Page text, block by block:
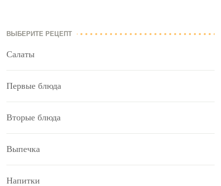
ВЫБЕРИТЕ РЕЦЕПТ
Салаты
Первые блюда
Вторые блюда
Выпечка
Напитки